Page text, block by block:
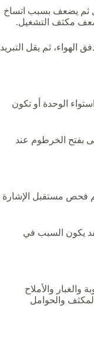
ثم يضعف بسبب اتساخ
ضعف مكثف التشغيل.
الهواء، ثم يقل التبريد
الوحدة أو تكون
بفتح الخرطوم عند
فحص مستقبل الإشارة
يكون السبب في
والأملاح
والحوامل